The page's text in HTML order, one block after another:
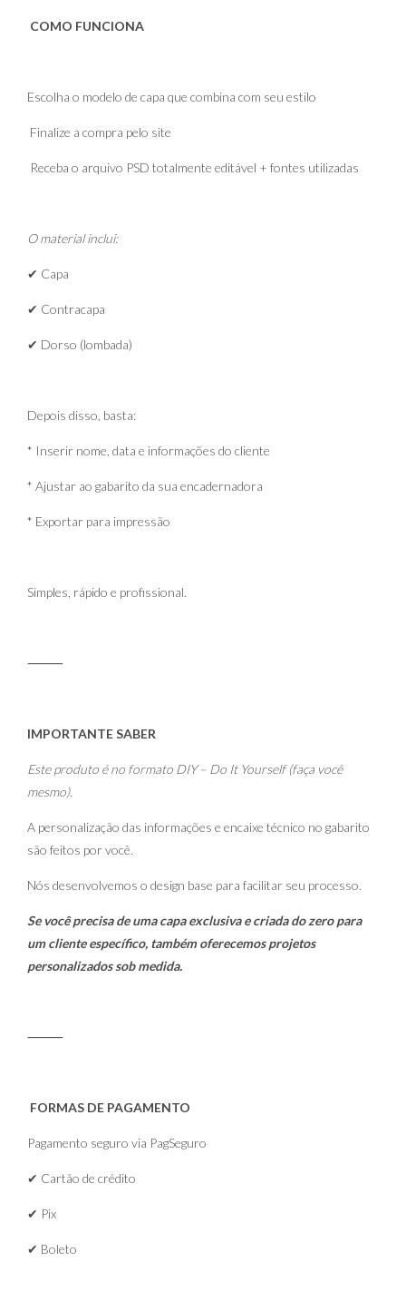
COMO FUNCIONA
Escolha o modelo de capa que combina com seu estilo
Finalize a compra pelo site
Receba o arquivo PSD totalmente editável + fontes utilizadas
O material inclui:
✔ Capa
✔ Contracapa
✔ Dorso (lombada)
Depois disso, basta:
* Inserir nome, data e informações do cliente
* Ajustar ao gabarito da sua encadernadora
* Exportar para impressão
Simples, rápido e profissional.
⸻
IMPORTANTE SABER
Este produto é no formato DIY – Do It Yourself (faça você
mesmo).
A personalização das informações e encaixe técnico no gabarito
são feitos por você.
Nós desenvolvemos o design base para facilitar seu processo.
Se você precisa de uma capa exclusiva e criada do zero para
um cliente específico, também oferecemos projetos
personalizados sob medida.
⸻
FORMAS DE PAGAMENTO
Pagamento seguro via PagSeguro
✔ Cartão de crédito
✔ Pix
✔ Boleto